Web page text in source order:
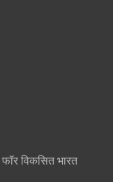
फॉर विकसित भारत